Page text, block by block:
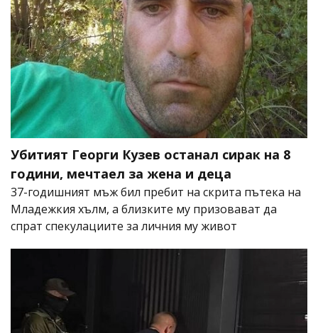
Убитият Георги Кузев останал сирак на 8
години, мечтаел за жена и деца
37-годишният мъж бил пребит на скрита пътека на
Младежкия хълм, а близките му призовават да
спрат спекулациите за личния му живот